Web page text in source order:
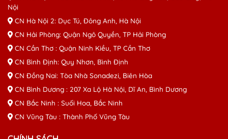
Nội
CN Hà Nội 2: Dục Tú, Đông Anh, Hà Nội
CN Hải Phòng: Quận Ngô Quyền, TP Hải Phòng
CN Cần Thơ : Quận Ninh Kiều, TP Cần Thơ
CN Bình Định: Quy Nhơn, Bình Định
CN Đồng Nai: Tòa Nhà Sonadezi, Biên Hòa
CN Bình Dương : 207 Xa Lộ Hà Nội, Dĩ An, Bình Dương
CN Bắc Ninh : Suối Hoa, Bắc Ninh
CN Vũng Tàu : Thành Phố Vũng Tàu